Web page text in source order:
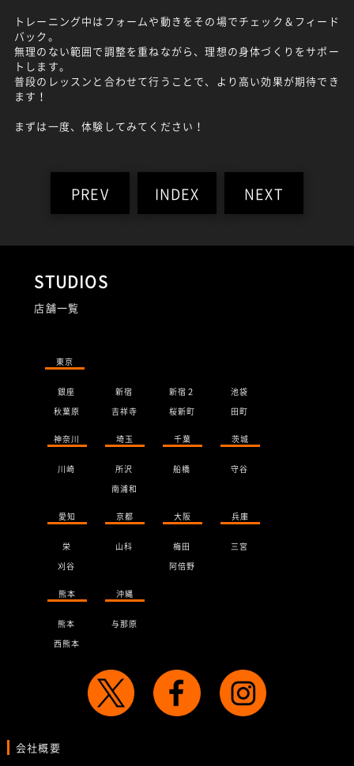
トレーニング中はフォームや動きをその場でチェック＆フィード
バック。
無理のない範囲で調整を重ねながら、理想の身体づくりをサポー
トします。
普段のレッスンと合わせて行うことで、より高い効果が期待でき
ます！
まずは一度、体験してみてください！
PREV INDEX NEXT
STUDIOS
店舗一覧
東京
銀座 新宿 新宿２
池袋
秋葉原
吉祥寺 桜新町 田町
神奈川 埼玉 千葉 茨城
川崎 所沢 船橋
守谷
南浦和
愛知 京都 大阪 兵庫
栄 山科 梅田
三宮
刈谷
阿倍野
熊本 沖縄
熊本
与那原
西熊本
会社概要